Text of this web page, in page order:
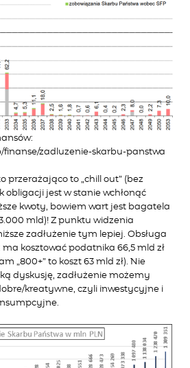
finanse/zadluzenie-skarbu-panstwa
przerażająco to „chill out” (bez
obligacji jest w stanie wchłonąć
kwoty, bowiem wart jest bagatela
mld)! Z punktu widzenia
zadłużenie tym lepiej. Obsługa
kosztować podatnika 66,5 mld zł
„800+” to koszt 63 mld zł). Nie
dyskusję, zadłużenie możemy
kreatywne, czyli inwestycyjne i